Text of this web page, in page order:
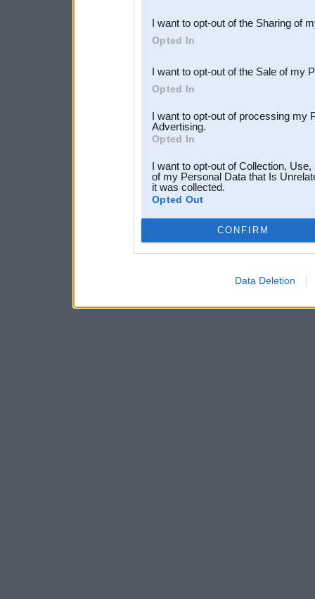
Downstream Participants
third parties.
I want to opt-out of the Sharing of
Opted In
I want to opt-out of the Sale of my
Opted In
I want to opt-out of processing my
Advertising.
Opted In
I want to opt-out of Collection,
of my Personal Data that Is
it was collected.
Opted Out
CONFIRM
Data Deletion